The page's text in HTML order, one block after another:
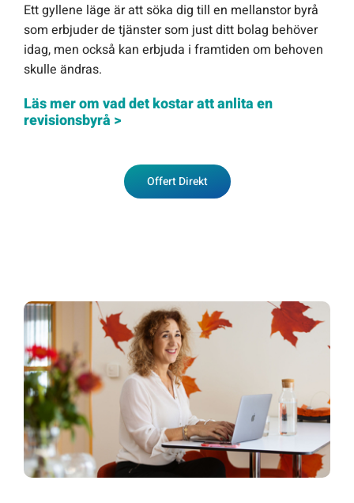
Ett gyllene läge är att söka dig till en mellanstor byrå
som erbjuder de tjänster som just ditt bolag behöver
idag, men också kan erbjuda i framtiden om behoven
skulle ändras.
Läs mer om vad det kostar att anlita en
revisionsbyrå >
Offert Direkt